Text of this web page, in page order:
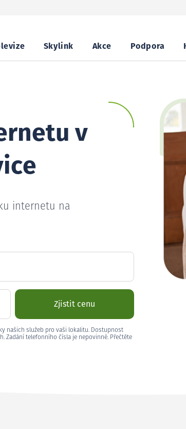
Skylink Akce Podpora
v
internetu na
Zjistit cenu
našich služeb pro vaši lokalitu. Dostupnost
Zadání telefonního čísla je nepovinné. Přečtěte